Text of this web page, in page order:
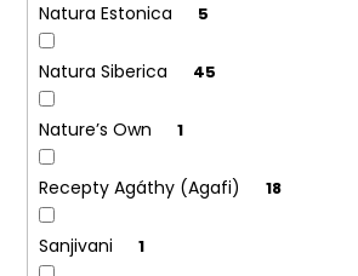
Natura Estonica 5
Natura Siberica 45
Nature’s Own 1
Recepty Agáthy (Agafi) 18
Sanjivani 1